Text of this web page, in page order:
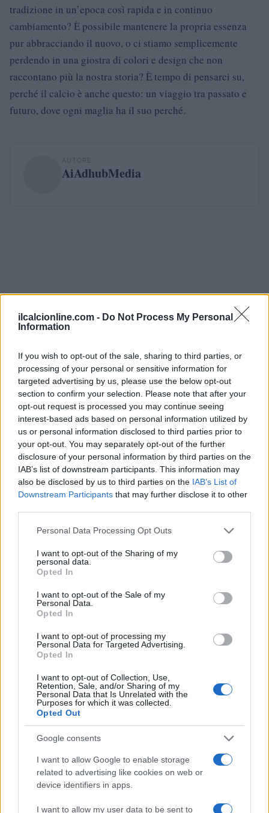
ilcalcionline.com - Do Not Process My Personal
Information
If you wish to opt-out of the sale, sharing to third parties, or
processing of your personal or sensitive information for
targeted advertising by us, please use the below opt-out
section to confirm your selection. Please note that after your
opt-out request is processed you may continue seeing
interest-based ads based on personal information utilized by
us or personal information disclosed to third parties prior to
your opt-out. You may separately opt-out of the further
disclosure of your personal information by third parties on the
IAB’s list of downstream participants. This information may
also be disclosed by us to third parties on the IAB’s List of
Downstream Participants that may further disclose it to other
Please note that this website/app uses one or more Google
not limited to your visit or usage behaviour. You may click to
grant or deny consent to Google and its third-party tags to
use your data for below specified purposes in below Google
consent section.
Personal Data Processing Opt Outs
I want to opt-out of the Sharing of my
personal data.
Opted In
I want to opt-out of the Sale of my
Personal Data.
Opted In
I want to opt-out of processing my
Personal Data for Targeted Advertising.
Opted In
I want to opt-out of Collection, Use,
Retention, Sale, and/or Sharing of my
Personal Data that Is Unrelated with the
Purposes for which it was collected.
Opted Out
Google consents
I want to allow Google to enable storage
related to advertising like cookies on web or
device identifiers in apps.
I want to allow my user data to be sent to
tradizione in un’epoca così rapida e in continuo
cambiamento? È possibile mantenere la propria essenza
pur abbracciando il nuovo, o ci stiamo semplicemente
perdendo in una giostra di colori e design che non
raccontano più la nostra storia? È tempo di pensarci su,
perché il calcio è anche questo: un viaggio tra passato e
futuro, dove ogni maglia ha il suo perché.
AUTORE
AiAdhubMedia
Continua a leggere
NEWS
CSI Bergamo: Tra Corsi, Eventi e Protezione dei Dati
Personali
Francesca Lombardi · 29 Lug 2026
NEWS